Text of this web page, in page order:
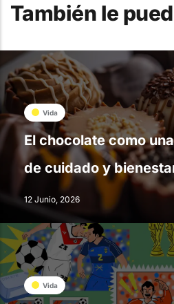
También le
Vida
El chocolate como
de cuidado y
12 Junio, 2026
Vida